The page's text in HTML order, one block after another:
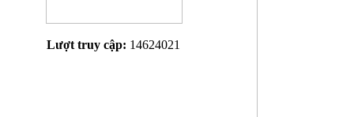
Lượt truy cập: 14624021